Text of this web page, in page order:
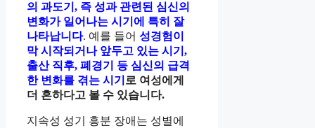
의 과도기, 즉 성과 관련된 심신의
변화가 일어나는 시기에 특히 잘
나타납니다. 예를 들어 성경험이
막 시작되거나 앞두고 있는 시기,
출산 직후, 폐경기 등 심신의 급격
한 변화를 겪는 시기 로 여성에게
더 흔하다고 볼 수 있습니다.
지속성 성기 흥분 장애는 성별에